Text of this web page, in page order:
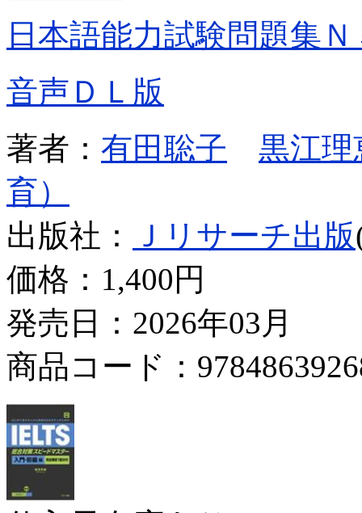
日本語能力試験問題集
音声ＤＬ版
著者： 有田聡子
黒江理
育）
出版社：
Ｊリサーチ出版
価格： 1,400円
発売日：2026年03月
商品コード：